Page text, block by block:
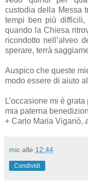
custodia della Messa
tempi ben più difficili,
quando la Chiesa
ricondotto nell’alveo
sperare, terrà
Auspico che queste
modo essere di aiuto
L’occasione mi è
mia paterna
+ Carlo Maria Viganò,
mic alle 12:44
Condividi